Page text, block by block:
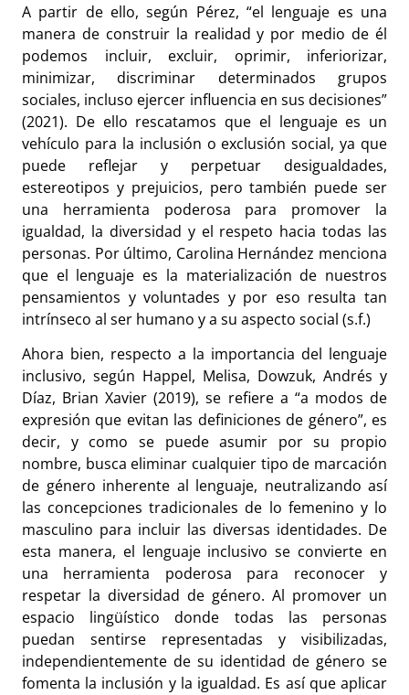
A partir de ello, según Pérez, “el lenguaje es una
manera de construir la realidad y por medio de él
podemos incluir, excluir, oprimir, inferiorizar,
minimizar, discriminar determinados grupos
sociales, incluso ejercer influencia en sus decisiones”
(2021). De ello rescatamos que el lenguaje es un
vehículo para la inclusión o exclusión social, ya que
puede reflejar y perpetuar desigualdades,
estereotipos y prejuicios, pero también puede ser
una herramienta poderosa para promover la
igualdad, la diversidad y el respeto hacia todas las
personas. Por último, Carolina Hernández menciona
que el lenguaje es la materialización de nuestros
pensamientos y voluntades y por eso resulta tan
intrínseco al ser humano y a su aspecto social (s.f.)
Ahora bien, respecto a la importancia del lenguaje
inclusivo, según Happel, Melisa, Dowzuk, Andrés y
Díaz, Brian Xavier (2019), se refiere a “a modos de
expresión que evitan las definiciones de género”, es
decir, y como se puede asumir por su propio
nombre, busca eliminar cualquier tipo de marcación
de género inherente al lenguaje, neutralizando así
las concepciones tradicionales de lo femenino y lo
masculino para incluir las diversas identidades. De
esta manera, el lenguaje inclusivo se convierte en
una herramienta poderosa para reconocer y
respetar la diversidad de género. Al promover un
espacio lingüístico donde todas las personas
puedan sentirse representadas y visibilizadas,
independientemente de su identidad de género se
fomenta la inclusión y la igualdad. Es así que aplicar